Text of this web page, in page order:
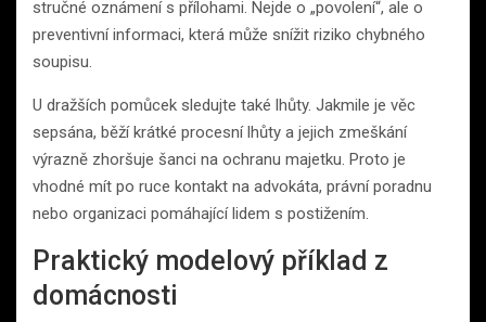
stručné oznámení s přílohami. Nejde o „povolení“, ale o
preventivní informaci, která může snížit riziko chybného
soupisu.
U dražších pomůcek sledujte také lhůty. Jakmile je věc
sepsána, běží krátké procesní lhůty a jejich zmeškání
výrazně zhoršuje šanci na ochranu majetku. Proto je
vhodné mít po ruce kontakt na advokáta, právní poradnu
nebo organizaci pomáhající lidem s postižením.
Praktický modelový příklad z
domácnosti